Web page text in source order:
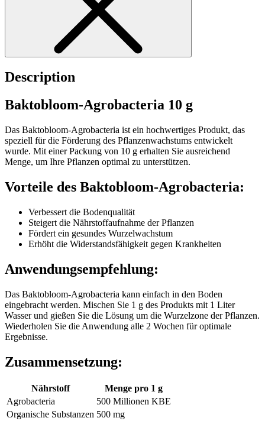
Description
Baktobloom-Agrobacteria 10 g
Das Baktobloom-Agrobacteria ist ein hochwertiges Produkt, das
speziell für die Förderung des Pflanzenwachstums entwickelt
wurde. Mit einer Packung von 10 g erhalten Sie ausreichend
Menge, um Ihre Pflanzen optimal zu unterstützen.
Vorteile des Baktobloom-Agrobacteria:
Verbessert die Bodenqualität
Steigert die Nährstoffaufnahme der Pflanzen
Fördert ein gesundes Wurzelwachstum
Erhöht die Widerstandsfähigkeit gegen Krankheiten
Anwendungsempfehlung:
Das Baktobloom-Agrobacteria kann einfach in den Boden
eingebracht werden. Mischen Sie 1 g des Produkts mit 1 Liter
Wasser und gießen Sie die Lösung um die Wurzelzone der Pflanzen.
Wiederholen Sie die Anwendung alle 2 Wochen für optimale
Ergebnisse.
Zusammensetzung:
Nährstoff
Menge pro 1 g
Agrobacteria
500 Millionen KBE
Organische Substanzen 500 mg